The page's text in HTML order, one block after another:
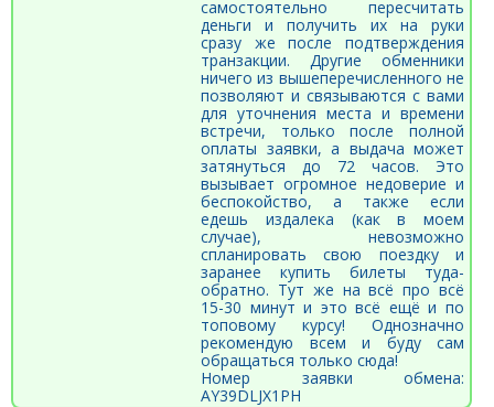
самостоятельно пересчитать
деньги и получить их на руки
сразу же после подтверждения
транзакции. Другие обменники
ничего из вышеперечисленного не
позволяют и связываются с вами
для уточнения места и времени
встречи, только после полной
оплаты заявки, а выдача может
затянуться до 72 часов. Это
вызывает огромное недоверие и
беспокойство, а также если
едешь издалека (как в моем
случае), невозможно
спланировать свою поездку и
заранее купить билеты туда-
обратно. Тут же на всё про всё
15-30 минут и это всё ещё и по
топовому курсу! Однозначно
рекомендую всем и буду сам
обращаться только сюда!
Номер заявки обмена:
AY39DLJX1PH